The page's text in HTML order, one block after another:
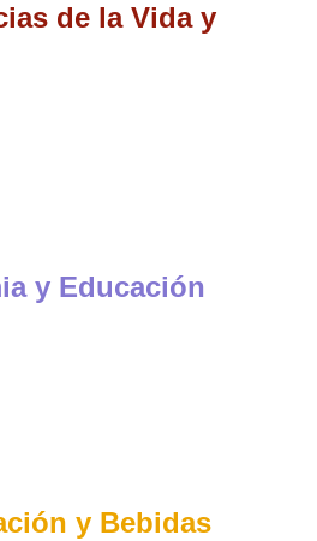
de la Vida y
y Educación
y Bebidas